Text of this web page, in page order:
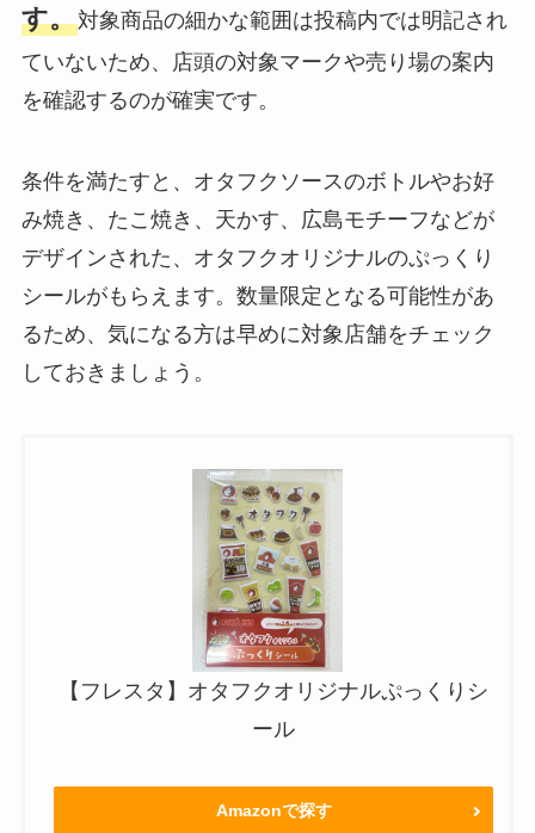
す。対象商品の細かな範囲は投稿内では明記され
ていないため、店頭の対象マークや売り場の案内
を確認するのが確実です。
条件を満たすと、オタフクソースのボトルやお好
み焼き、たこ焼き、天かす、広島モチーフなどが
デザインされた、オタフクオリジナルのぷっくり
シールがもらえます。数量限定となる可能性があ
るため、気になる方は早めに対象店舗をチェック
しておきましょう。
【フレスタ】オタフクオリジナルぷっくりシ
ール
Amazonで探す